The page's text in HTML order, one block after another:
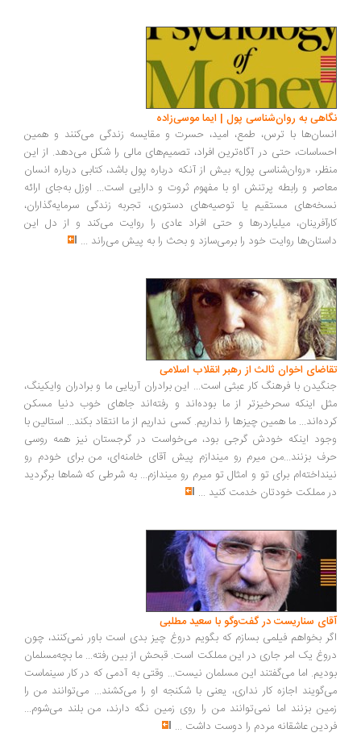
به روان‌شناسی پول | ایما موسی‌زاده
با ترس، طمع، امید، حسرت و مقایسه زندگی می‌کنند و همین
حتی در آگاه‌ترین افراد، تصمیم‌های مالی را شکل می‌دهد. از این
«روان‌شناسی پول» بیش از آنکه درباره پول باشد، کتابی درباره انسان
و رابطه پرتنش او با مفهوم ثروت و دارایی است... اوزل به‌جای ارائه
مستقیم یا توصیه‌های دستوری، تجربه زندگی سرمایه‌گذاران،
میلیاردرها و حتی افراد عادی را روایت می‌کند و از دل این
روایت خود را برمی‌سازد و بحث را به پیش می‌راند...
اخوان ثالث از رهبر انقلاب اسلامی
با فرهنگ کار عبثی است... این برادران آریایی ما و برادران وایکینگ،
اینکه سحرخیزتر از ما بوده‌اند و رفته‌اند جاهای خوب دنیا مسکن
ما همین چیزها را نداریم. کسی نداریم از ما انتقاد بکند... استالین با
اینکه خودش گرجی بود، می‌خواست در گرجستان نیز همه روسی
بزنند...من میرم رو میندازم پیش آقای خامنه‌ای، من برای خودم رو
برای تو و امثال تو میرم رو میندازم... به شرطی که شماها برگردید
مملکت خودتان خدمت کنید...
سناریست در گفت‌وگو با سعید مطلبی
بخواهم فیلمی بسازم که بگویم دروغ چیز بدی است باور نمی‌کنند، چون
یک امر جاری در این مملکت است. قبحش از بین رفته... ما بچه‌مسلمان
اما می‌گفتند این مسلمان نیست... وقتی به آدمی که در کار سینماست
اجازه کار نداری، یعنی با شکنجه او را می‌کشند... می‌توانند من را
بزنند اما نمی‌توانند من را روی زمین نگه دارند، من بلند می‌شوم...
عاشقانه مردم را دوست داشت ...